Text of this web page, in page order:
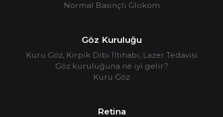
Normal Basınçlı Glokom
Göz Kuruluğu
Kuru Göz, Kirpik Dibi İltihabı, Lazer Tedavisi
Göz kuruluğuna ne iyi gelir?
Kuru Göz
Retina